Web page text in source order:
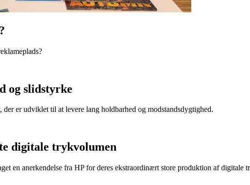
og slidstyrke
er udviklet til at levere lang holdbarhed og modstandsdygtighed.
digitale trykvolumen
en anerkendelse fra HP for deres ekstraordinært store produktion af digitale